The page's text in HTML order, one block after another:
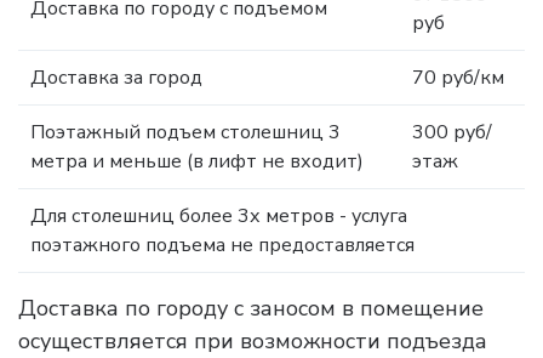
Доставка по городу с подъемом
руб
Доставка за город 70 руб/км
Поэтажный подъем столешниц 3
метра и меньше (в лифт не входит)
300 руб/
этаж
Для столешниц более 3х метров - услуга
поэтажного подъема не предоставляется
Доставка по городу с заносом в помещение
осуществляется при возможности подъезда